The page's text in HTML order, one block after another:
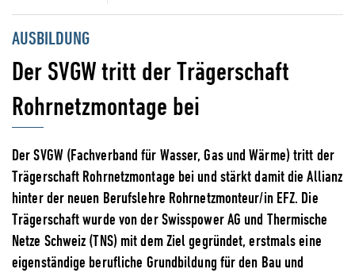
AUSBILDUNG
Der SVGW tritt der Trägerschaft
Rohrnetzmontage bei
Der SVGW (Fachverband für Wasser, Gas und Wärme) tritt der
Trägerschaft Rohrnetzmontage bei und stärkt damit die Allianz
hinter der neuen Berufslehre Rohrnetzmonteur/in EFZ. Die
Trägerschaft wurde von der Swisspower AG und Thermische
Netze Schweiz (TNS) mit dem Ziel gegründet, erstmals eine
eigenständige berufliche Grundbildung für den Bau und